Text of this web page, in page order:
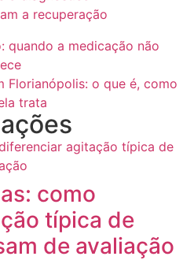
a recuperação
quando a medicação não
Florianópolis: o que é, como
trata
como
típica de
de avaliação